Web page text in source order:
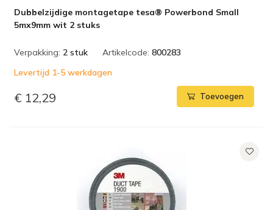
Dubbelzijdige montagetape tesa® Powerbond Small
5mx9mm wit 2 stuks
Verpakking: 2 stuk Artikelcode: 800283
Levertijd 1-5 werkdagen
€ 12,29 Toevoegen